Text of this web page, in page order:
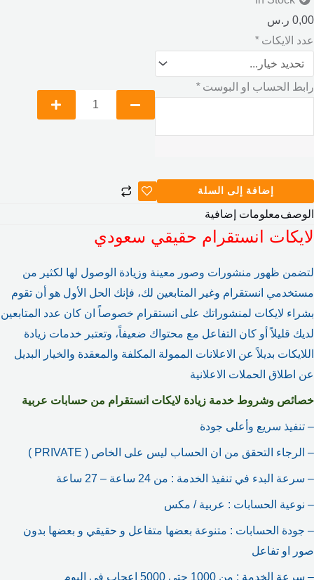
0,00 ر.س
عدد الايكات*
رابط الحساب او البوست*
إضافة إلى السلة
الوصفمعلومات إضافية
لايكات انستقرام حقيقي سعودي
لتضمن ظهور منشورات وصور معينة وزيادة الوصول لها لكثير من
مستخدمي انستقرام وغير المتابعين لك، فإنك الحل الأول هو أن تقوم
بشراء لايكات لمنشوراتك على انستقرام خصوصاً ان كان عدد المتابعين
لديك قليلاً أو كان التفاعل مع محتواك ضعيفاً، وتعتبر خدمات زيادة
اللايكات بديلاً عن الاعلانات الممولة المكلفة والمعقدة والخيار البديل
عن اطلاق الحملات الاعلانية
خصائص وشروط خدمة زيادة لايكات انستقرام من حسابات عربية
– تنفيذ سريع وأعلى جودة
– الرجاء التحقق من ان الحساب ليس على الخاص ( PRIVATE )
– سرعة البدء في تنفيذ الخدمة : من 24 ساعة – 27 ساعة
– نوعية الحسابات : عربية / مكس
– جودة الحسابات : متنوعة بعضها متفاعل و حقيقي و بعضها بدون
صور او تفاعل
– سرعة الخدمة : من 1000 حتى 5000 اعجاب في اليوم